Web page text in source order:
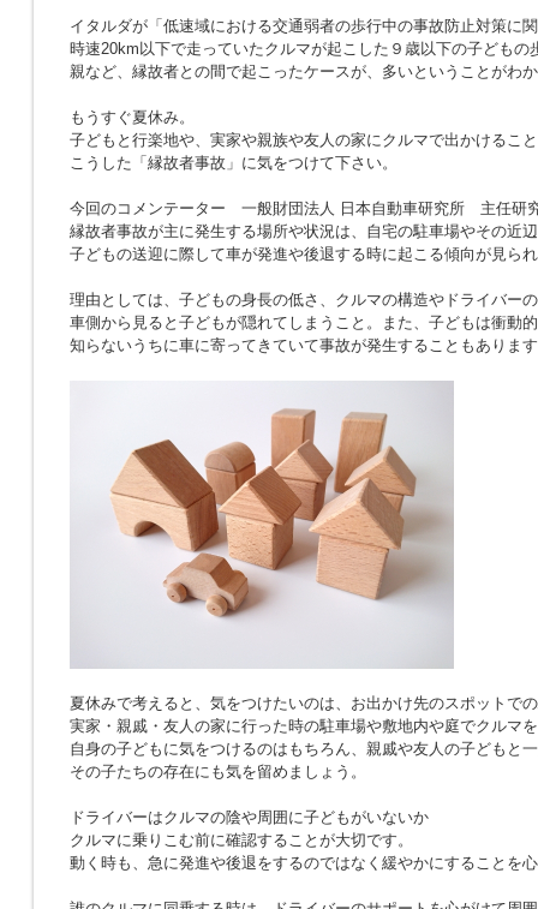
イタルダが「低速域における交通弱者の歩行中の事故防止対策に
時速20km以下で走っていたクルマが起こした９歳以下の子どもの
親など、縁故者との間で起こったケースが、多いということがわ
もうすぐ夏休み。
子どもと行楽地や、実家や親族や友人の家にクルマで出かけるこ
こうした「縁故者事故」に気をつけて下さい。
今回のコメンテーター 一般財団法人 日本自動車研究所 主任研
縁故者事故が主に発生する場所や状況は、自宅の駐車場やその近
子どもの送迎に際して車が発進や後退する時に起こる傾向が見ら
理由としては、子どもの身長の低さ、クルマの構造やドライバー
車側から見ると子どもが隠れてしまうこと。また、子どもは衝動
知らないうちに車に寄ってきていて事故が発生することもありま
夏休みで考えると、気をつけたいのは、お出かけ先のスポットで
実家・親戚・友人の家に行った時の駐車場や敷地内や庭でクルマ
自身の子どもに気をつけるのはもちろん、親戚や友人の子どもと
その子たちの存在にも気を留めましょう。
ドライバーはクルマの陰や周囲に子どもがいないか
クルマに乗りこむ前に確認することが大切です。
動く時も、急に発進や後退をするのではなく緩やかにすることを